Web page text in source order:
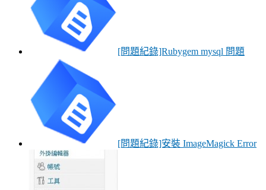
[問題紀錄]Rubygem mysql 問題
[問題紀錄]安裝 ImageMagick Error